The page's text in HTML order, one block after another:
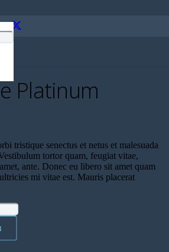
Platinum
tristique senectus et netus et malesuada
tortor quam, feugiat vitae,
ante. Donec eu libero sit amet quam
mi vitae est. Mauris placerat